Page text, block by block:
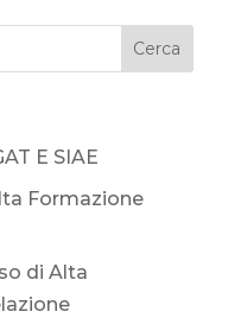
Cerca
E SIAE
Formazione
di Alta